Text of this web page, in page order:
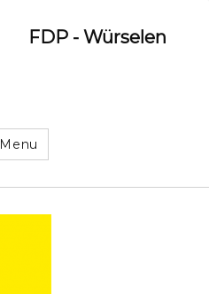
FDP - Würselen
Menu